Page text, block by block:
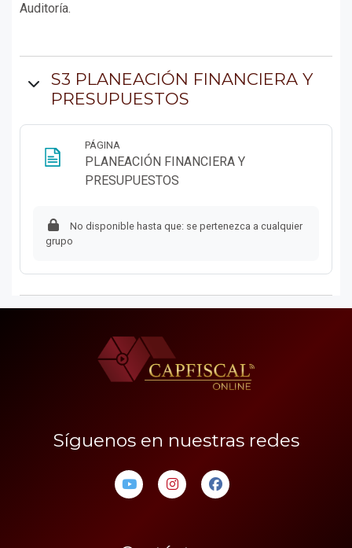
Auditoría.
S3 PLANEACIÓN FINANCIERA Y
PRESUPUESTOS
PÁGINA
PLANEACIÓN FINANCIERA Y
PRESUPUESTOS
No disponible hasta que: se pertenezca a cualquier
grupo
Síguenos en nuestras redes